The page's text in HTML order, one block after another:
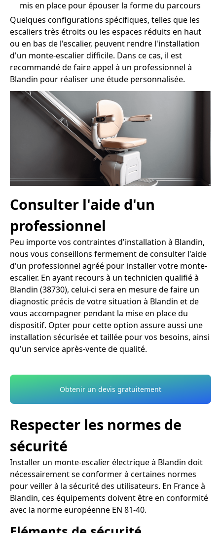
mis en place pour épouser la forme du parcours
Quelques configurations spécifiques, telles que les
escaliers très étroits ou les espaces réduits en haut
ou en bas de l'escalier, peuvent rendre l'installation
d'un monte-escalier difficile. Dans ce cas, il est
recommandé de faire appel à un professionnel à
Blandin pour réaliser une étude personnalisée.
Consulter l'aide d'un
professionnel
Peu importe vos contraintes d'installation à Blandin,
nous vous conseillons fermement de consulter l'aide
d'un professionnel agréé pour installer votre monte-
escalier. En ayant recours à un technicien qualifié à
Blandin (38730), celui-ci sera en mesure de faire un
diagnostic précis de votre situation à Blandin et de
vous accompagner pendant la mise en place du
dispositif. Opter pour cette option assure aussi une
installation sécurisée et taillée pour vos besoins, ainsi
qu'un service après-vente de qualité.
Obtenir un devis gratuitement
Respecter les normes de
sécurité
Installer un monte-escalier électrique à Blandin doit
nécessairement se conformer à certaines normes
pour veiller à la sécurité des utilisateurs. En France à
Blandin, ces équipements doivent être en conformité
avec la norme européenne EN 81-40.